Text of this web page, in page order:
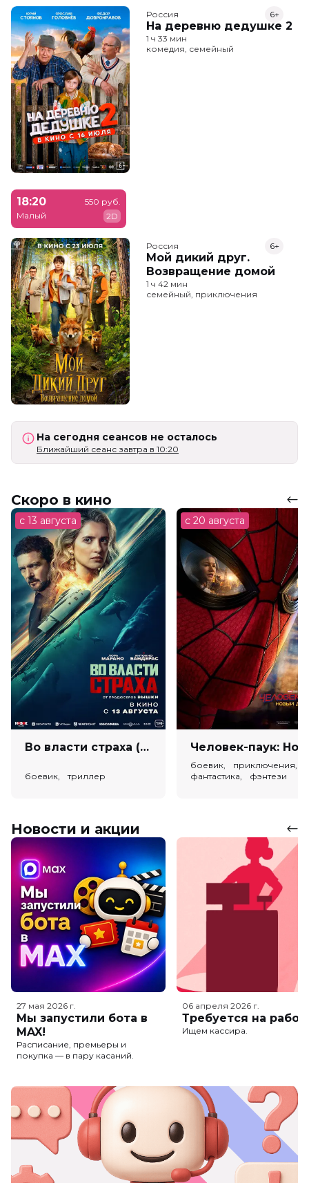
Россия
На деревню дедушке 2
6+
1 ч 33 мин
комедия, семейный
18:20
Малый
550 руб.
2D
Россия
Мой дикий друг.
Возвращение домой
6+
1 ч 42 мин
семейный, приключения
На сегодня сеансов не осталось
Ближайший сеанс завтра в 10:20
Скоро в кино
с 13 августа
Во власти страха (18+)
боевик, триллер
с 20 августа
боевик, приключения,
фантастика, фэнтези
Новости и акции
27 мая 2026 г.
Мы запустили бота в
MAX!
Расписание, премьеры и
покупка — в пару касаний.
06 апреля 2026 г.
Требуется на
Ищем кассира.